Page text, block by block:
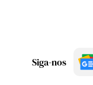
Siga-nos